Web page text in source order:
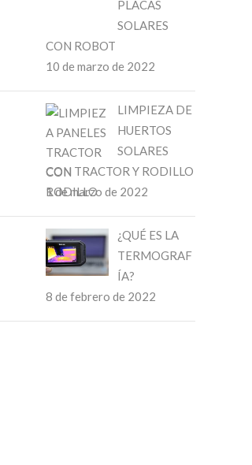
PLACAS
SOLARES
CON ROBOT
10 de marzo de 2022
LIMPIEZA DE
HUERTOS
SOLARES
CON TRACTOR Y RODILLO
1 de marzo de 2022
¿QUÉ ES LA
TERMOGRAF
ÍA?
8 de febrero de 2022